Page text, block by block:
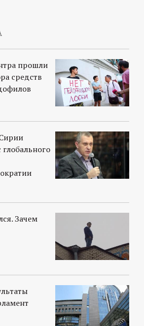
прошли
средств
Зачем